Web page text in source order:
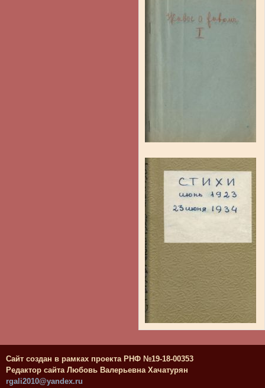
Сайт создан в рамках проекта РНФ №19-18-00353
Редактор сайта Любовь Валерьевна Хачатурян
rgali2010@yandex.ru